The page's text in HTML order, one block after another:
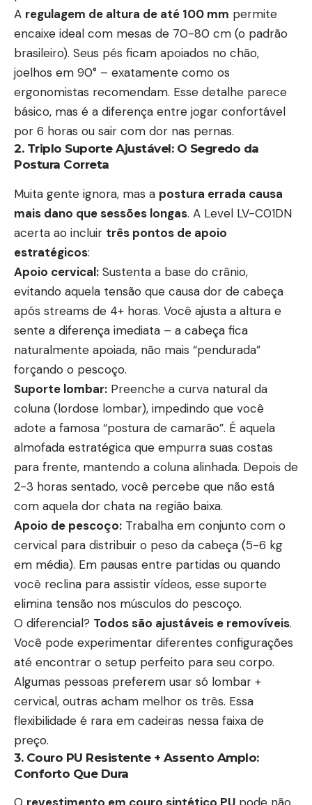
A regulagem de altura de até 100 mm permite
encaixe ideal com mesas de 70-80 cm (o padrão
brasileiro). Seus pés ficam apoiados no chão,
joelhos em 90° – exatamente como os
ergonomistas recomendam. Esse detalhe parece
básico, mas é a diferença entre jogar confortável
por 6 horas ou sair com dor nas pernas.
2. Triplo Suporte Ajustável: O Segredo da
Postura Correta
Muita gente ignora, mas a postura errada causa
mais dano que sessões longas. A Level LV-C01DN
acerta ao incluir três pontos de apoio
estratégicos:
Apoio cervical: Sustenta a base do crânio,
evitando aquela tensão que causa dor de cabeça
após streams de 4+ horas. Você ajusta a altura e
sente a diferença imediata – a cabeça fica
naturalmente apoiada, não mais “pendurada”
forçando o pescoço.
Suporte lombar: Preenche a curva natural da
coluna (lordose lombar), impedindo que você
adote a famosa “postura de camarão”. É aquela
almofada estratégica que empurra suas costas
para frente, mantendo a coluna alinhada. Depois de
2-3 horas sentado, você percebe que não está
com aquela dor chata na região baixa.
Apoio de pescoço: Trabalha em conjunto com o
cervical para distribuir o peso da cabeça (5-6 kg
em média). Em pausas entre partidas ou quando
você reclina para assistir vídeos, esse suporte
elimina tensão nos músculos do pescoço.
O diferencial? Todos são ajustáveis e removíveis.
Você pode experimentar diferentes configurações
até encontrar o setup perfeito para seu corpo.
Algumas pessoas preferem usar só lombar +
cervical, outras acham melhor os três. Essa
flexibilidade é rara em cadeiras nessa faixa de
preço.
3. Couro PU Resistente + Assento Amplo:
Conforto Que Dura